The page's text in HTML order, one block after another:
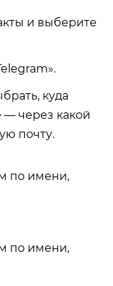
и выберите
куда
— через какой
почту.